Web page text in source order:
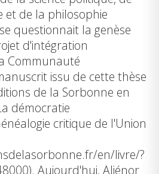
et de la philosophie
questionnait la genèse
d'intégration
Communauté
issu de cette thèse
de la Sorbonne en
démocratie
critique de l'Union
en/livre/?
Aujourd'hui, Aliénor